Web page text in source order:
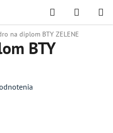
Hľadať
KOŠÍK
na diplom BTY ZELENE
BTY